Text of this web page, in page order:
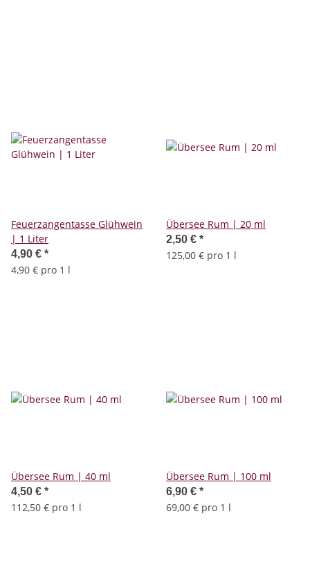
Feuerzangentasse Glühwein
| 1 Liter
4,90 € *
4,90 € pro 1 l
Übersee Rum | 20 ml
2,50 € *
125,00 € pro 1 l
Übersee Rum | 40 ml
4,50 € *
112,50 € pro 1 l
Übersee Rum | 100 ml
6,90 € *
69,00 € pro 1 l